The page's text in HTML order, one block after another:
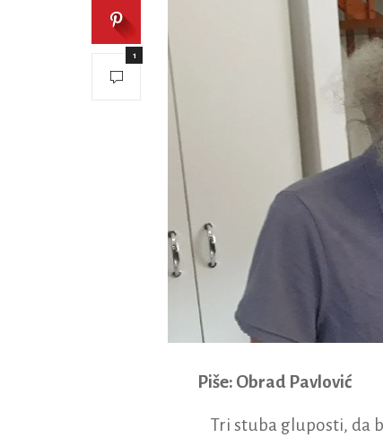
Piše: Obrad Pavlović
Tri stuba gluposti, da
1